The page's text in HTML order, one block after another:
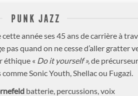
PUNK JAZZ
année ses 45 ans de carrière à
quand on ne cesse d’aller gratter
éthique « Do it yourself », de
Sonic Youth, Shellac ou Fugazi.
batterie, percussions, voix